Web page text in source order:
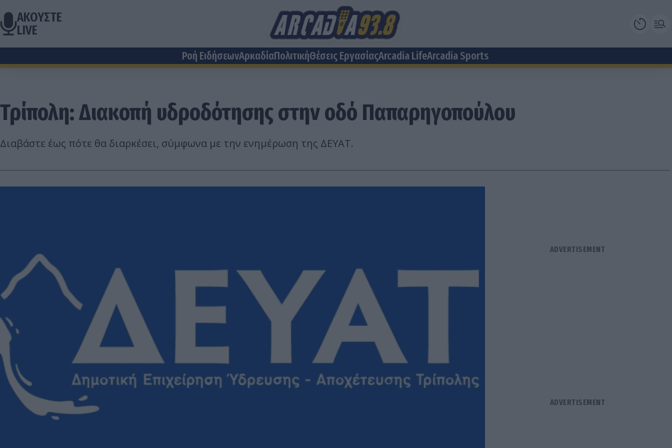
ΑΚΟΥΣΤΕ
LIVE
Ροή ΕιδήσεωνΑρκαδίαΠολιτικήΘέσεις EργασίαςArcadia LifeArcadia Sports
Τρίπολη: Διακοπή υδροδότησης στην οδό Παπαρηγοπούλου
Διαβάστε έως πότε θα διαρκέσει, σύμφωνα με την ενημέρωση της ΔΕΥΑΤ.